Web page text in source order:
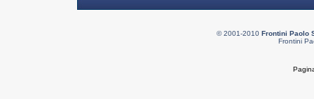
© 2001-2010 Frontini Paolo
Frontini